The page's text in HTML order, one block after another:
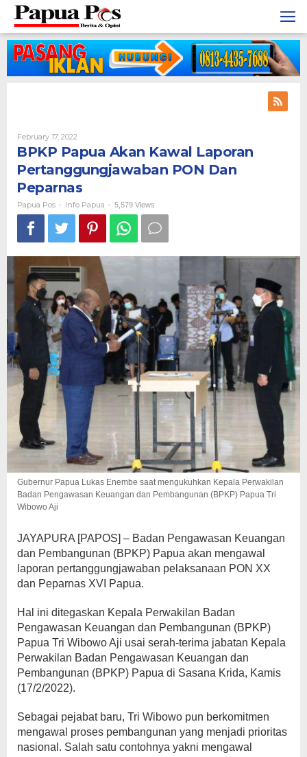
Skip
content
February 17, 2022
Pos
BPKP Papua Akan Kawal Laporan
Pertanggungjawaban PON Dan
Peparnas
Papua Pos - Info Papua - 5,579 Views
Gubernur Papua Lukas Enembe saat mengukuhkan Kepala Perwakilan
Badan Pengawasan Keuangan dan Pembangunan (BPKP) Papua Tri
Wibowo Aji
JAYAPURA [PAPOS] – Badan Pengawasan Keuangan
dan Pembangunan (BPKP) Papua akan mengawal
laporan pertanggungjawaban pelaksanaan PON XX
dan Peparnas XVI Papua.
Hal ini ditegaskan Kepala Perwakilan Badan
Pengawasan Keuangan dan Pembangunan (BPKP)
Papua Tri Wibowo Aji usai serah-terima jabatan Kepala
Perwakilan Badan Pengawasan Keuangan dan
Pembangunan (BPKP) Papua di Sasana Krida, Kamis
(17/2/2022).
Sebagai pejabat baru, Tri Wibowo pun berkomitmen
mengawal proses pembangunan yang menjadi prioritas
nasional. Salah satu contohnya yakni mengawal